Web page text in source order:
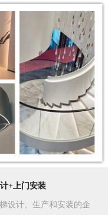
+上门安装
设计、生产和安装的企